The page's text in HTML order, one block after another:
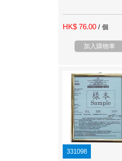
HK$ 76.00 / 個
加入購物車
331098